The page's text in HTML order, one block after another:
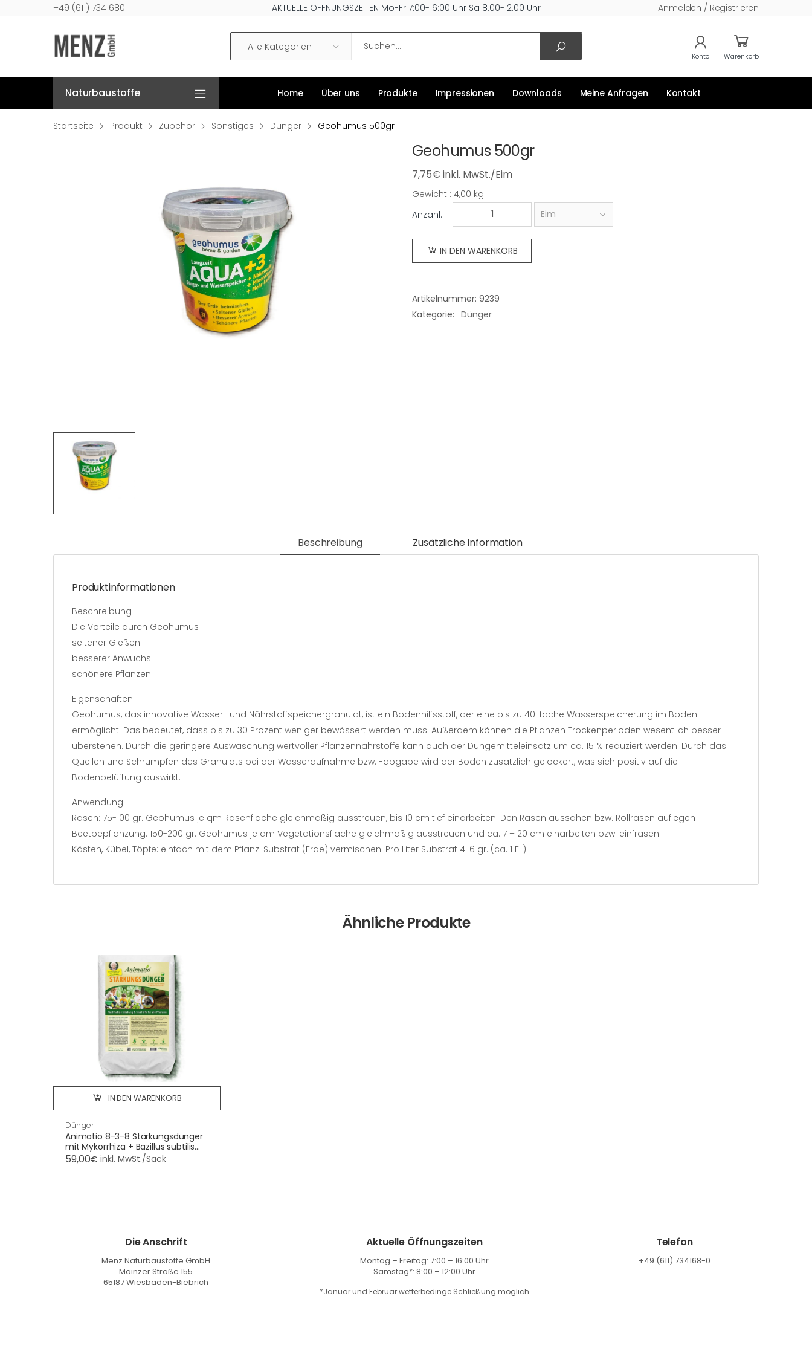
+49 (611) 7341680 AKTUELLE ÖFFNUNGSZEITEN Mo-Fr 7:00-16:00 Uhr Sa 8.00-12.00 Uhr Anmelden / Registrieren
Alle Kategorien
Search
Konto Warenkorb
Naturbaustoffe Home Über uns Produkte Impressionen Downloads Meine Anfragen Kontakt
Startseite Produkt Zubehör Sonstiges Dünger Geohumus 500gr
Geohumus 500gr
7,75€ inkl. MwSt./Eim
Gewicht : 4,00 kg
Anzahl:
500gr
MengeIN DEN WARENKORB
Artikelnummer: 9239
Kategorie: Dünger
Beschreibung Zusätzliche Information
Produktinformationen
Beschreibung
Die Vorteile durch Geohumus
seltener Gießen
besserer Anwuchs
schönere Pflanzen
Eigenschaften
Geohumus, das innovative Wasser- und Nährstoffspeichergranulat, ist ein Bodenhilfsstoff, der eine bis zu 40-fache Wasserspeicherung im Boden
ermöglicht. Das bedeutet, dass bis zu 30 Prozent weniger bewässert werden muss. Außerdem können die Pflanzen Trockenperioden wesentlich besser
überstehen. Durch die geringere Auswaschung wertvoller Pflanzennährstoffe kann auch der Düngemitteleinsatz um ca. 15 % reduziert werden. Durch das
Quellen und Schrumpfen des Granulats bei der Wasseraufnahme bzw. -abgabe wird der Boden zusätzlich gelockert, was sich positiv auf die
Bodenbelüftung auswirkt.
Anwendung
Rasen: 75-100 gr. Geohumus je qm Rasenfläche gleichmäßig ausstreuen, bis 10 cm tief einarbeiten. Den Rasen aussähen bzw. Rollrasen auflegen
Beetbepflanzung: 150-200 gr. Geohumus je qm Vegetationsfläche gleichmäßig ausstreuen und ca. 7 – 20 cm einarbeiten bzw. einfräsen
Kästen, Kübel, Töpfe: einfach mit dem Pflanz-Substrat (Erde) vermischen. Pro Liter Substrat 4-6 gr. (ca. 1 EL)
Ähnliche Produkte
IN DEN WARENKORB
Dünger
Animatio 8-3-8 Stärkungsdünger
mit Mykorrhiza + Bazillus subtilis
25kg
59,00€ inkl. MwSt./Sack
Die Anschrift
Menz Naturbaustoffe GmbH
Mainzer Straße 155
65187 Wiesbaden-Biebrich
Aktuelle Öffnungszeiten
Montag – Freitag: 7:00 – 16:00 Uhr
Samstag*: 8:00 – 12:00 Uhr
*Januar und Februar wetterbedinge Schließung möglich
Telefon
+49 (611) 734168-0